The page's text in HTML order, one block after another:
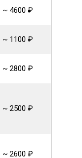
~ 4600 ₽
~ 1100 ₽
~ 2800 ₽
~ 2500 ₽
~ 2600 ₽